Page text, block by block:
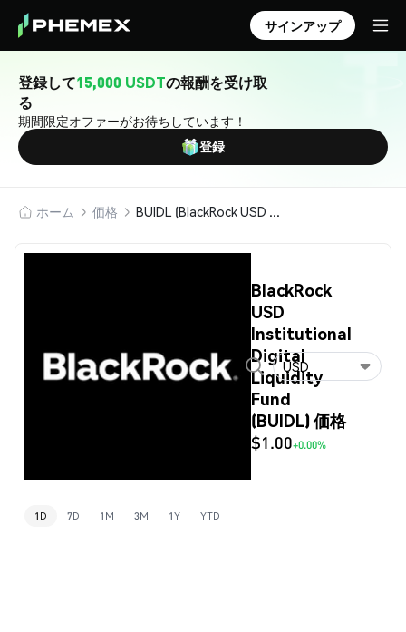
サインアップ
登録して15,000 USDTの報酬を受け取
る
期間限定オファーがお待ちしています！
登録
ホーム 価格 BUIDL (BlackRock USD Institutional Digital Liquidity Fund)
BlackRock
USD
Institutional
Digital
Liquidity
Fund
(BUIDL) 価格
$1.00+0.00%
USD
1D 7D 1M 3M 1Y YTD